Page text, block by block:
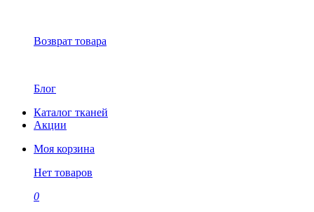
Возврат товара
Блог
Каталог тканей
Акции
Моя корзина
Нет товаров
0